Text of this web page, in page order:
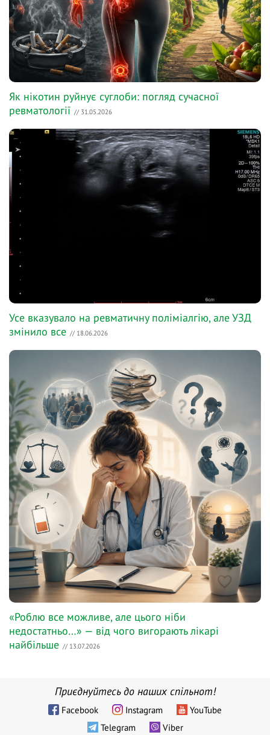
Як нікотин руйнує суглоби: погляд сучасної
ревматології // 31.05.2026
Усе вказувало на ревматичну поліміалгію, але УЗД
змінило все // 18.06.2026
«Роблю все можливе, але цього ніби
недостатньо…» — від чого вигорають лікарі
найбільше // 13.07.2026
Приєднуйтесь до наших спільнот!
Facebook Instagram
YouTube
Telegram
Viber